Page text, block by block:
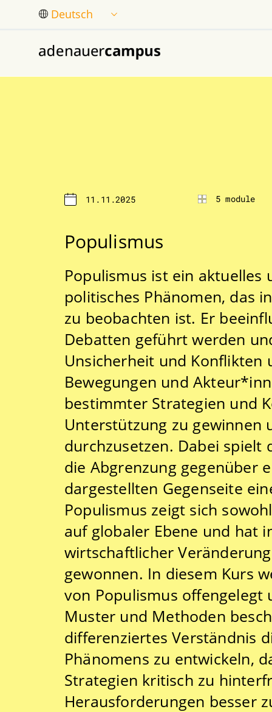
Zum Hauptinhalt springen
11.11.2025 5 module
Populismus
Populismus ist ein aktuelles
politisches Phänomen, das
zu beobachten ist. Er
Debatten geführt werden
Unsicherheit und Konflikten
Bewegungen und
bestimmter Strategien und
Unterstützung zu gewinnen
durchzusetzen. Dabei spielt
die Abgrenzung gegenüber
dargestellten Gegenseite
Populismus zeigt sich
auf globaler Ebene und hat
wirtschaftlicher
gewonnen. In diesem Kurs
von Populismus
Muster und Methoden
differenziertes Verständnis
Phänomens zu entwickeln,
Strategien kritisch zu
Herausforderungen besser